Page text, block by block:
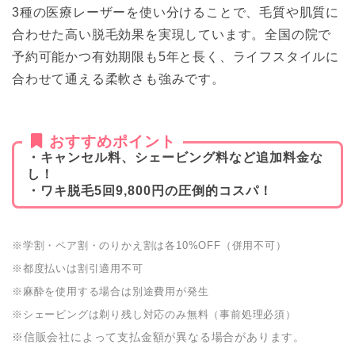
3種の医療レーザーを使い分けることで、毛質や肌質に
合わせた高い脱毛効果を実現しています。全国の院で
予約可能かつ有効期限も5年と長く、ライフスタイルに
合わせて通える柔軟さも強みです。
おすすめポイント
・キャンセル料、シェービング料など追加料金な
し！
・ワキ脱毛5回9,800円の圧倒的コスパ！
※学割・ペア割・のりかえ割は各10%OFF（併用不可）
※都度払いは割引適用不可
※麻酔を使用する場合は別途費用が発生
※シェービングは剃り残し対応のみ無料（事前処理必須）
※信販会社によって支払金額が異なる場合があります。